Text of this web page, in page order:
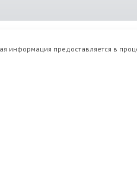
информация предоставляется в